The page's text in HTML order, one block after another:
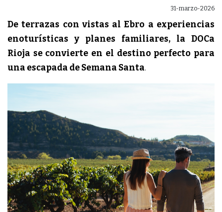
31-marzo-2026
De terrazas con vistas al Ebro a experiencias
enoturísticas y planes familiares, la DOCa
Rioja se convierte en el destino perfecto para
una escapada de Semana Santa.